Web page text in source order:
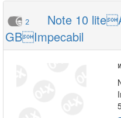
2
Note 10
GBImpecabil